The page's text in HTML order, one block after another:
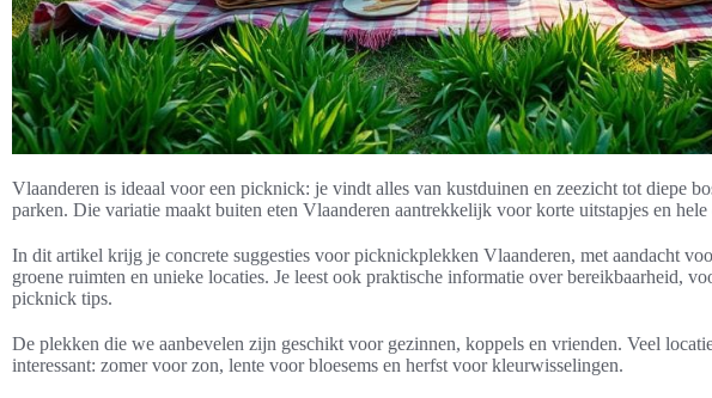
Vlaanderen is ideaal voor een picknick: je vindt alles van kustduinen en zeezicht tot diepe
parken. Die variatie maakt buiten eten Vlaanderen aantrekkelijk voor korte uitstapjes en hele
In dit artikel krijg je concrete suggesties voor picknickplekken Vlaanderen, met aandacht
groene ruimten en unieke locaties. Je leest ook praktische informatie over bereikbaarheid,
picknick tips.
De plekken die we aanbevelen zijn geschikt voor gezinnen, koppels en vrienden. Veel
interessant: zomer voor zon, lente voor bloesems en herfst voor kleurwisselingen.